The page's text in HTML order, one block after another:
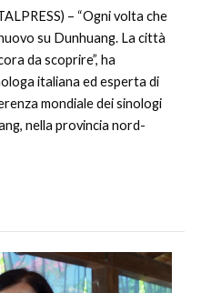
– “Ogni volta che
su Dunhuang. La città
da scoprire”, ha
italiana ed esperta di
mondiale dei sinologi
nella provincia nord-